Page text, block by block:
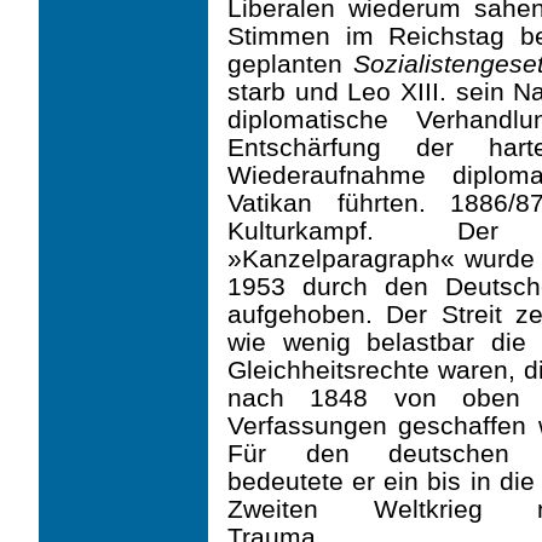
Liberalen wiederum
Stimmen im Reichstag
geplanten
starb und Leo XIII. sein
diplomatische
Entschärfung der
Wiederaufnahme
Vatikan führten. 1886/
Kulturkampf. Der
»Kanzelparagraph«
1953 durch den
aufgehoben. Der Streit
wie wenig belastbar die
Gleichheits­rechte waren,
nach 1848 von oben
Verfassungen geschaffen
Für den deut­schen
bedeutete er ein bis in
Zweiten Weltkrieg